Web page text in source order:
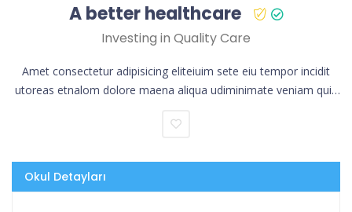
A better healthcare
Investing in Quality Care
Amet consectetur adipisicing eliteiuim sete eiu tempor incidit
utoreas etnalom dolore maena aliqua udiminimate veniam quis
Okul Detayları